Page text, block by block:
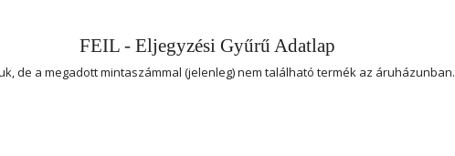
FEIL - Eljegyzési Gyűrű Adatlap
de a megadott mintaszámmal (jelenleg) nem található termék az áruházunban.